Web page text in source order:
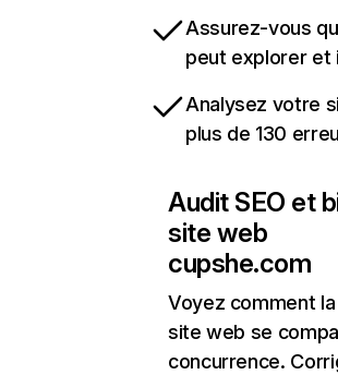
Assurez-vous
peut explorer et
Analysez votre
plus de 130
Audit SEO et
site web
cupshe.com
Voyez comment
site web se
concurrence.